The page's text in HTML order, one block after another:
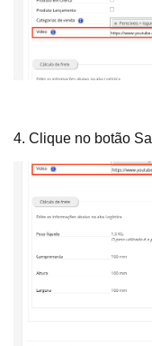
4. Clique no botão